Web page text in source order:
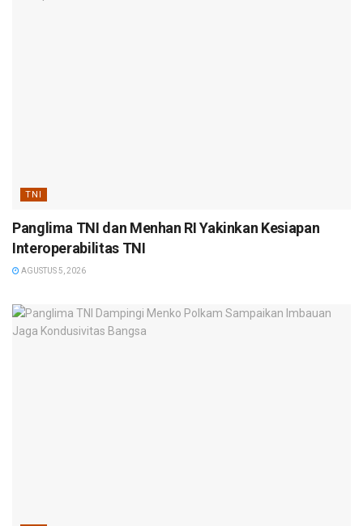
TNI
Panglima TNI dan Menhan RI Yakinkan Kesiapan
Interoperabilitas TNI
AGUSTUS 5, 2026